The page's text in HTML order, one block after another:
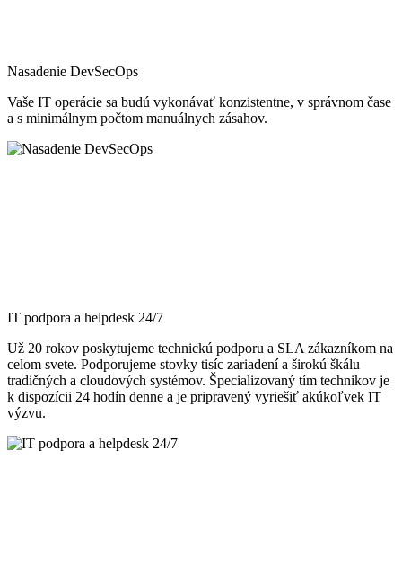
Nasadenie DevSecOps
Vaše IT operácie sa budú vykonávať konzistentne, v správnom čase
a s minimálnym počtom manuálnych zásahov.
IT podpora a helpdesk 24/7
Už 20 rokov poskytujeme technickú podporu a SLA zákazníkom na
celom svete. Podporujeme stovky tisíc zariadení a širokú škálu
tradičných a cloudových systémov. Špecializovaný tím technikov je
k dispozícii 24 hodín denne a je pripravený vyriešiť akúkoľvek IT
výzvu.